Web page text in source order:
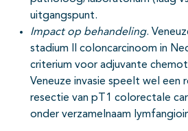
uitgangspunt.
Impact op behandeling.
stadium II coloncarcinoom in
criterium voor adjuvante
Veneuze invasie speelt wel een
resectie van pT1 colorectale
onder verzamelnaam